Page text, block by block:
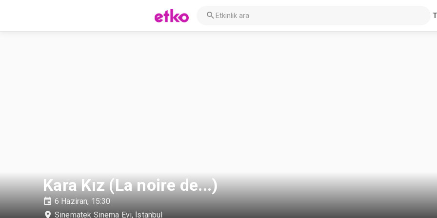
Kara Kız (La noire de...)
6 Haziran, 15:30
Sinematek Sinema Evi, İstanbul